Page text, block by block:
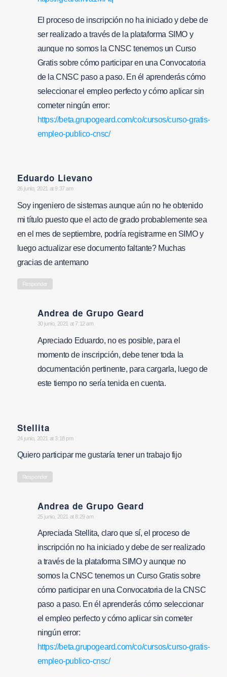
El proceso de inscripción no ha iniciado y debe de
ser realizado a través de la plataforma SIMO y
aunque no somos la CNSC tenemos un Curso
Gratis sobre cómo participar en una Convocatoria
de la CNSC paso a paso. En él aprenderás cómo
seleccionar el empleo perfecto y cómo aplicar sin
cometer ningún error:
https://beta.grupogeard.com/co/cursos/curso-gratis-
empleo-publico-cnsc/
Eduardo Lievano
says:
26 junio, 2021 at 9:37 am
Soy ingeniero de sistemas aunque aún no he obtenido
mi título puesto que el acto de grado probablemente sea
en el mes de septiembre, podría registrarme en SIMO y
luego actualizar ese documento faltante? Muchas
gracias de antemano
Responder
Andrea de Grupo Geard
says:
30 junio, 2021 at 7:12 am
Apreciado Eduardo, no es posible, para el
momento de inscripción, debe tener toda la
documentación pertinente, para cargarla, luego de
este tiempo no sería tenida en cuenta.
Stellita
says:
24 junio, 2021 at 3:18 pm
Quiero participar me gustaría tener un trabajo fijo
Responder
Andrea de Grupo Geard
says:
25 junio, 2021 at 8:29 am
Apreciada Stellita, claro que sí, el proceso de
inscripción no ha iniciado y debe de ser realizado
a través de la plataforma SIMO y aunque no
somos la CNSC tenemos un Curso Gratis sobre
cómo participar en una Convocatoria de la CNSC
paso a paso. En él aprenderás cómo seleccionar
el empleo perfecto y cómo aplicar sin cometer
ningún error:
https://beta.grupogeard.com/co/cursos/curso-gratis-
empleo-publico-cnsc/